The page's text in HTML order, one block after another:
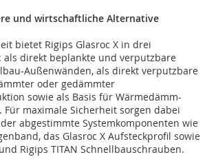
und wirtschaftliche Alternative
bietet Rigips Glasroc X in drei
als direkt beplankte und verputzbare
Außenwänden, als direkt verputzbare
oder gedämmter
sowie als Basis für Wärmedämm-
Für maximale Sicherheit sorgen dabei
abgestimmte Systemkomponenten wie
das Glasroc X Aufsteckprofil sowie
Rigips TITAN Schnellbauschrauben.